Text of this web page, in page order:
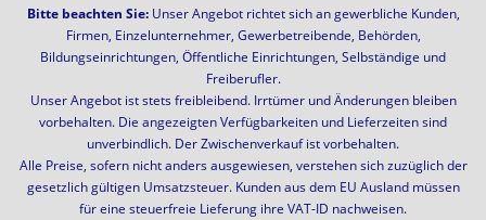
Bitte beachten Sie:Unser Angebot richtet sich an gewerbliche Kunden,
Firmen, Einzelunternehmer, Gewerbetreibende, Behörden,
Bildungseinrichtungen, Öffentliche Einrichtungen, Selbständige und
Freiberufler.
Unser Angebot ist stets freibleibend. Irrtümer und Änderungen bleiben
vorbehalten. Die angezeigten Verfügbarkeiten und Lieferzeiten sind
unverbindlich. Der Zwischenverkauf ist vorbehalten.
Alle Preise, sofern nicht anders ausgewiesen, verstehen sich zuzüglich der
gesetzlich gültigen Umsatzsteuer. Kunden aus dem EU Ausland müssen
für eine steuerfreie Lieferung ihre VAT-ID nachweisen.